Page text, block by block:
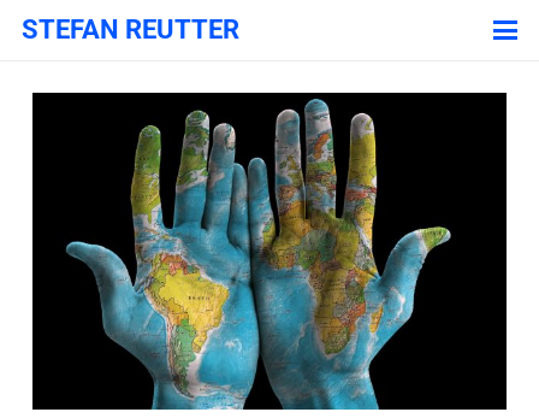
STEFAN REUTTER